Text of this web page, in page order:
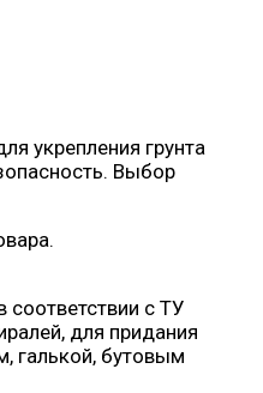
укрепления грунта
Выбор
соответствии с ТУ
для придания
галькой, бутовым